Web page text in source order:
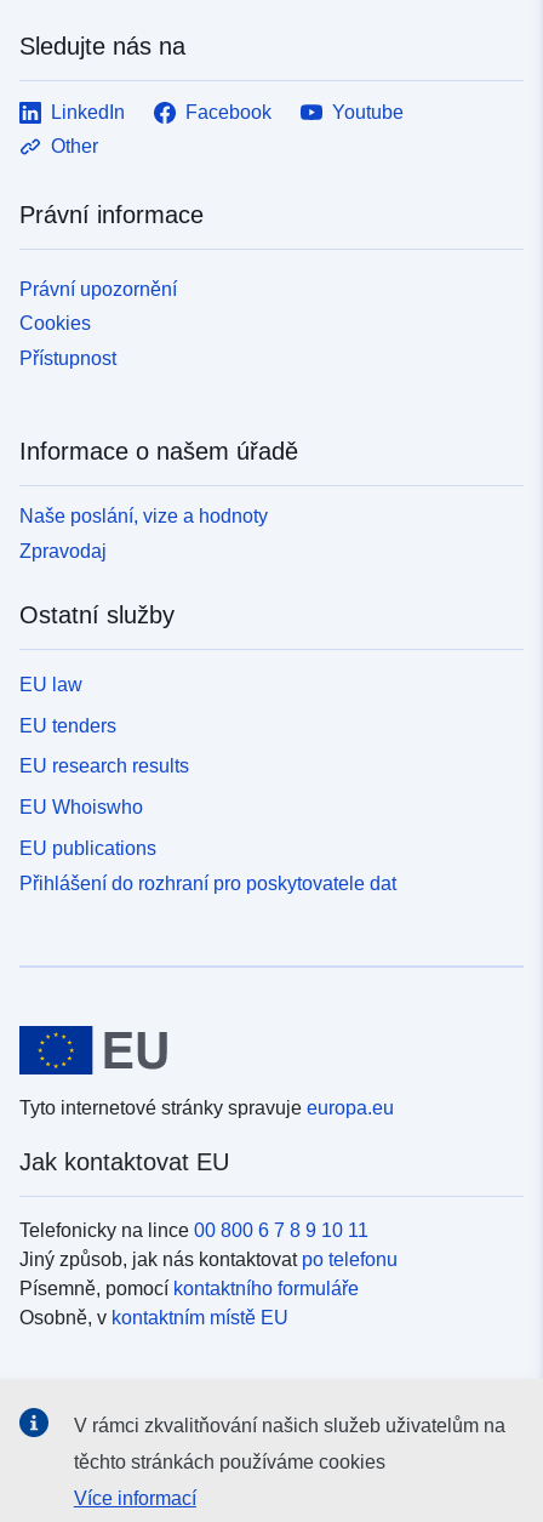
Sledujte nás na
LinkedIn Facebook
Youtube
Other
Právní informace
Právní upozornění
Cookies
Přístupnost
Informace o našem úřadě
Naše poslání, vize a hodnoty
Zpravodaj
Ostatní služby
EU law
EU tenders
EU research results
EU Whoiswho
EU publications
Přihlášení do rozhraní pro poskytovatele dat
Tyto internetové stránky spravuje europa.eu
Jak kontaktovat EU
Telefonicky na lince 00 800 6 7 8 9 10 11
Jiný způsob, jak nás kontaktovat po telefonu
Písemně, pomocí kontaktního formuláře
Osobně, v kontaktním místě EU
Vyhledávání informačních kanálů EU vsociálních médiích
V rámci zkvalitňování našich služeb uživatelům na
těchto stránkách používáme cookies
Více informací